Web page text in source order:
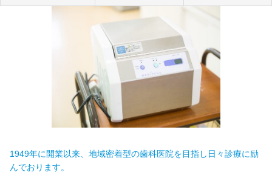
1949年に開業以来、地域密着型の歯科医院を目指し日々診療に励
んでおります。